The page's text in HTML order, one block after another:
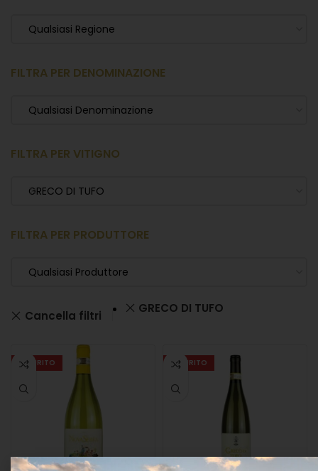
Qualsiasi Regione
FILTRA PER DENOMINAZIONE
Qualsiasi Denominazione
FILTRA PER VITIGNO
GRECO DI TUFO
FILTRA PER PRODUTTORE
Qualsiasi Produttore
Cancella filtri GRECO DI TUFO
ESAURITO ESAURITO